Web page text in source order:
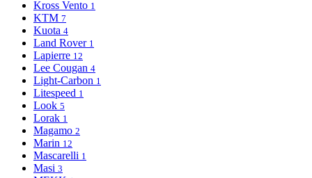
Kross Vento 1
KTM 7
Kuota 4
Land Rover 1
Lapierre 12
Lee Cougan 4
Light-Сarbon 1
Litespeed 1
Look 5
Lorak 1
Magamo 2
Marin 12
Mascarelli 1
Masi 3